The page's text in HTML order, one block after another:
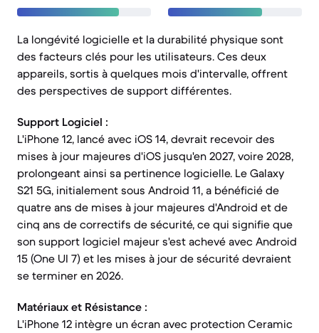
La longévité logicielle et la durabilité physique sont
des facteurs clés pour les utilisateurs. Ces deux
appareils, sortis à quelques mois d'intervalle, offrent
des perspectives de support différentes.
Support Logiciel :
L'iPhone 12, lancé avec iOS 14, devrait recevoir des
mises à jour majeures d'iOS jusqu'en 2027, voire 2028,
prolongeant ainsi sa pertinence logicielle. Le Galaxy
S21 5G, initialement sous Android 11, a bénéficié de
quatre ans de mises à jour majeures d'Android et de
cinq ans de correctifs de sécurité, ce qui signifie que
son support logiciel majeur s'est achevé avec Android
15 (One UI 7) et les mises à jour de sécurité devraient
se terminer en 2026.
Matériaux et Résistance :
L'iPhone 12 intègre un écran avec protection Ceramic